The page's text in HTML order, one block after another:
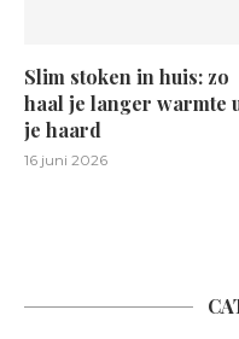
Slim stoken in huis: zo
haal je langer warmte
je haard
16 juni 2026